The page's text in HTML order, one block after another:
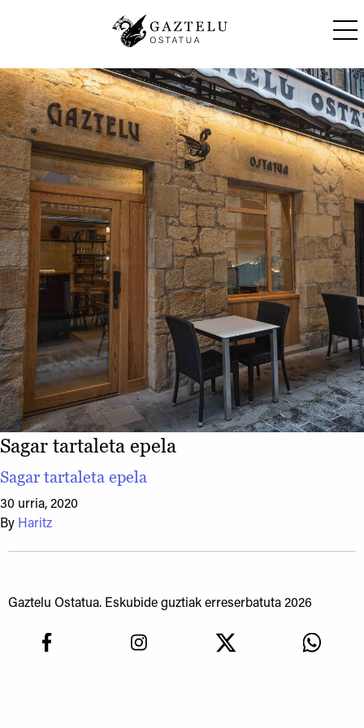
Sagar tartaleta epela
Sagar tartaleta epela
30 urria, 2020
By Haritz
Gaztelu Ostatua. Eskubide guztiak erreserbatuta 2026